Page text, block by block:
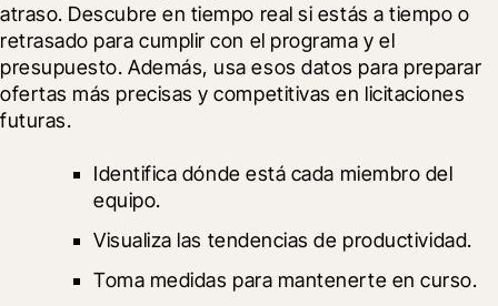
atraso. Descubre en tiempo real si estás a tiempo o
retrasado para cumplir con el programa y el
presupuesto. Además, usa esos datos para preparar
ofertas más precisas y competitivas en licitaciones
futuras.
Identifica dónde está cada miembro del
equipo.
Visualiza las tendencias de productividad.
Toma medidas para mantenerte en curso.